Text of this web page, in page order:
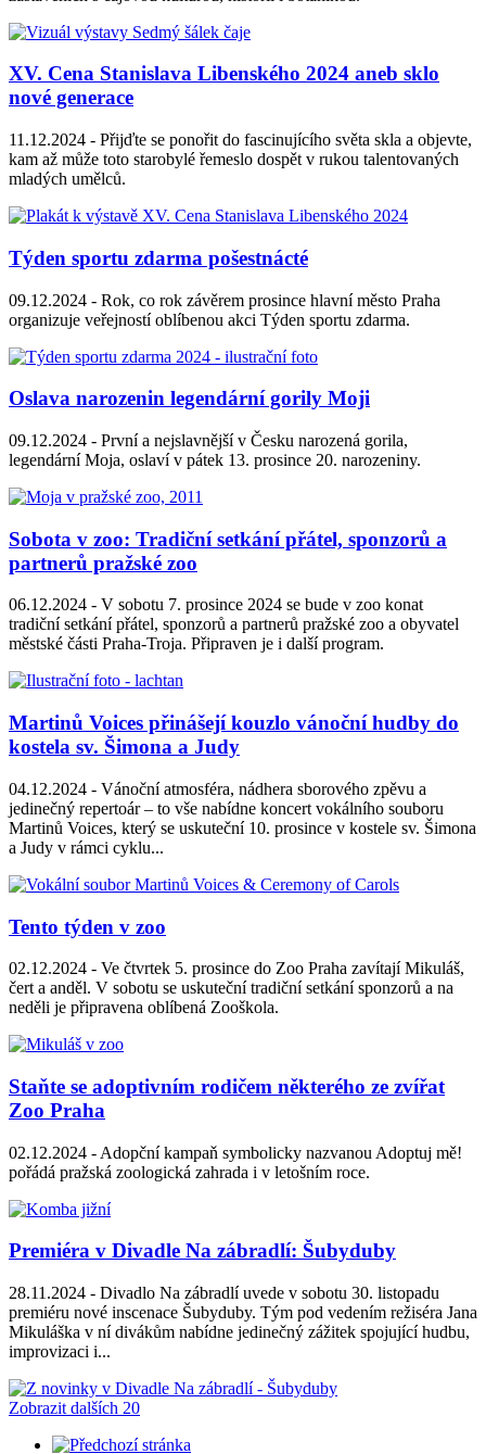
XV. Cena Stanislava Libenského 2024 aneb sklo
nové generace
11.12.2024 - Přijďte se ponořit do fascinujícího světa skla a objevte,
kam až může toto starobylé řemeslo dospět v rukou talentovaných
mladých umělců.
Týden sportu zdarma pošestnácté
09.12.2024 - Rok, co rok závěrem prosince hlavní město Praha
organizuje veřejností oblíbenou akci Týden sportu zdarma.
Oslava narozenin legendární gorily Moji
09.12.2024 - První a nejslavnější v Česku narozená gorila,
legendární Moja, oslaví v pátek 13. prosince 20. narozeniny.
Sobota v zoo: Tradiční setkání přátel, sponzorů a
partnerů pražské zoo
06.12.2024 - V sobotu 7. prosince 2024 se bude v zoo konat
tradiční setkání přátel, sponzorů a partnerů pražské zoo a obyvatel
městské části Praha-Troja. Připraven je i další program.
Martinů Voices přinášejí kouzlo vánoční hudby do
kostela sv. Šimona a Judy
04.12.2024 - Vánoční atmosféra, nádhera sborového zpěvu a
jedinečný repertoár – to vše nabídne koncert vokálního souboru
Martinů Voices, který se uskuteční 10. prosince v kostele sv. Šimona
a Judy v rámci cyklu...
Tento týden v zoo
02.12.2024 - Ve čtvrtek 5. prosince do Zoo Praha zavítají Mikuláš,
čert a anděl. V sobotu se uskuteční tradiční setkání sponzorů a na
neděli je připravena oblíbená Zooškola.
Staňte se adoptivním rodičem některého ze zvířat
Zoo Praha
02.12.2024 - Adopční kampaň symbolicky nazvanou Adoptuj mě!
pořádá pražská zoologická zahrada i v letošním roce.
Premiéra v Divadle Na zábradlí: Šubyduby
28.11.2024 - Divadlo Na zábradlí uvede v sobotu 30. listopadu
premiéru nové inscenace Šubyduby. Tým pod vedením režiséra Jana
Mikuláška v ní divákům nabídne jedinečný zážitek spojující hudbu,
improvizaci i...
Zobrazit dalších 20